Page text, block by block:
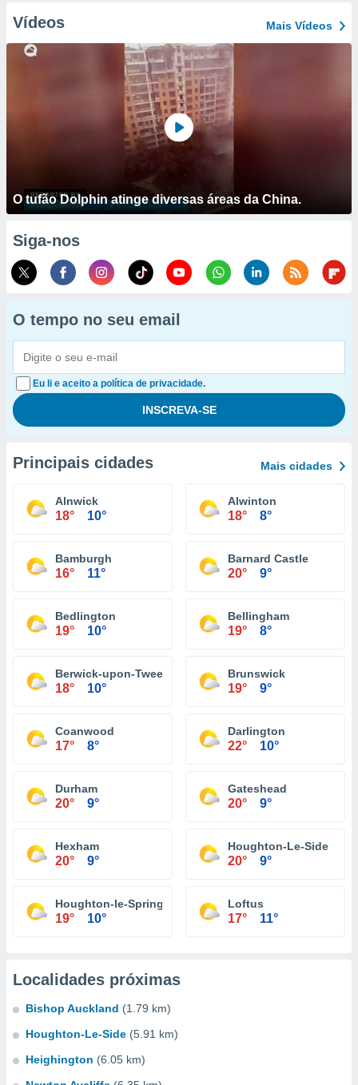
Vídeos Mais Vídeos
O tufão Dolphin atinge diversas áreas da China.
Siga-nos
O tempo no seu email
Eu li e aceito a política de privacidade.
Principais cidades Mais cidades
Alnwick
18° 10°
Alwinton
18° 8°
Bamburgh
16° 11°
Barnard Castle
20° 9°
Bedlington
19° 10°
Bellingham
19° 8°
Berwick-upon-Tweed
18° 10°
Brunswick
19° 9°
Coanwood
17° 8°
Darlington
22° 10°
Durham
20° 9°
Gateshead
20° 9°
Hexham
20° 9°
Houghton-Le-Side
20° 9°
Houghton-le-Spring
19° 10°
Loftus
17° 11°
Localidades próximas
Bishop Auckland (1.79 km)
Houghton-Le-Side (5.91 km)
Heighington (6.05 km)